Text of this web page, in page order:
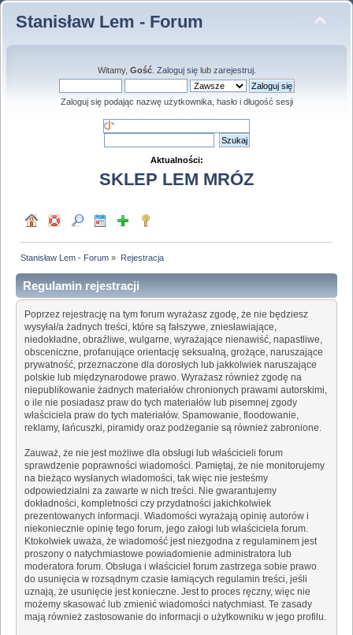
Stanisław Lem - Forum
Witamy, Gość. Zaloguj sięlub zarejestruj.
Zaloguj się podając nazwę użytkownika, hasło i długość sesji
Aktualności:
SKLEP LEM MRÓZ
Stanisław Lem - Forum » Rejestracja
Regulamin rejestracji
Poprzez rejestrację na tym forum wyrażasz zgodę, że nie będziesz
wysyłał/a żadnych treści, które są fałszywe, zniesławiające,
niedokładne, obraźliwe, wulgarne, wyrażające nienawiść, napastliwe,
obsceniczne, profanujące orientację seksualną, grożące, naruszające
prywatność, przeznaczone dla dorosłych lub jakkolwiek naruszające
polskie lub międzynarodowe prawo. Wyrażasz również zgodę na
niepublikowanie żadnych materiałów chronionych prawami autorskimi,
o ile nie posiadasz praw do tych materiałów lub pisemnej zgody
właściciela praw do tych materiałów. Spamowanie, floodowanie,
reklamy, łańcuszki, piramidy oraz podżeganie są również zabronione.
Zauważ, że nie jest możliwe dla obsługi lub właścicieli forum
sprawdzenie poprawności wiadomości. Pamiętaj, że nie monitorujemy
na bieżąco wysłanych wiadomości, tak więc nie jesteśmy
odpowiedzialni za zawarte w nich treści. Nie gwarantujemy
dokładności, kompletności czy przydatności jakichkolwiek
prezentowanych informacji. Wiadomości wyrażają opinię autorów i
niekoniecznie opinię tego forum, jego załogi lub właściciela forum.
Ktokolwiek uważa, że wiadomość jest niezgodna z regulaminem jest
proszony o natychmiastowe powiadomienie administratora lub
moderatora forum. Obsługa i właściciel forum zastrzega sobie prawo
do usunięcia w rozsądnym czasie łamiących regulamin treści, jeśli
uznają, że usunięcie jest konieczne. Jest to proces ręczny, więc nie
możemy skasować lub zmienić wiadomości natychmiast. Te zasady
mają również zastosowanie do informacji o użytkowniku w jego profilu.